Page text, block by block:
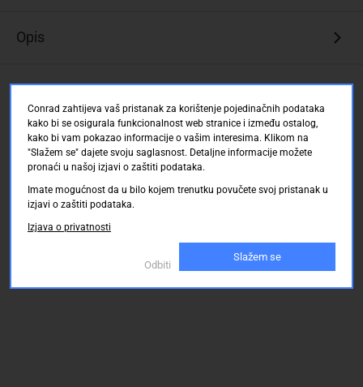
Opis
Ocjene kupaca
Conrad zahtijeva vaš pristanak za korištenje pojedinačnih podataka
kako bi se osigurala funkcionalnost web stranice i između ostalog,
kako bi vam pokazao informacije o vašim interesima. Klikom na
"Slažem se" dajete svoju saglasnost. Detaljne informacije možete
pronaći u našoj izjavi o zaštiti podataka.
Imate mogućnost da u bilo kojem trenutku povučete svoj pristanak u
izjavi o zaštiti podataka.
Izjava o privatnosti
Odbiti
Slažem se